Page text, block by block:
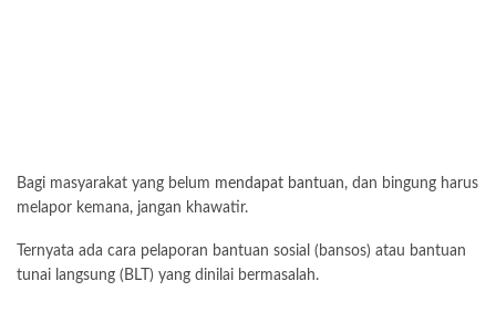
Bagi masyarakat yang belum mendapat bantuan, dan bingung harus
melapor kemana, jangan khawatir.
Ternyata ada cara pelaporan bantuan sosial (bansos) atau bantuan
tunai langsung (BLT) yang dinilai bermasalah.